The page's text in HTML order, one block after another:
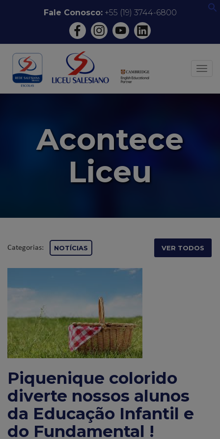
conteúdo
Fale Conosco:+55 (19) 3744-6800
Acontece
Liceu
Categorias: NOTÍCIAS VER TODOS
Piquenique colorido
diverte nossos alunos
da Educação Infantil e
do Fundamental !